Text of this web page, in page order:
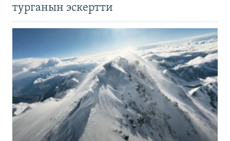
турганын эскертти